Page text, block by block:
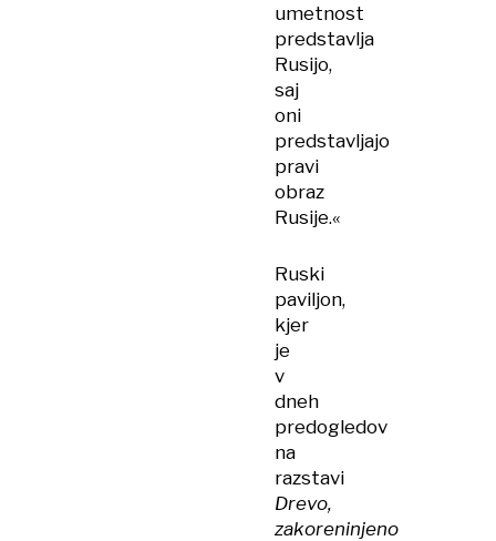
umetnost
predstavlja
Rusijo,
saj
oni
predstavljajo
pravi
obraz
Rusije.«
Ruski
paviljon,
kjer
je
v
dneh
predogledov
na
razstavi
Drevo,
zakoreninjeno